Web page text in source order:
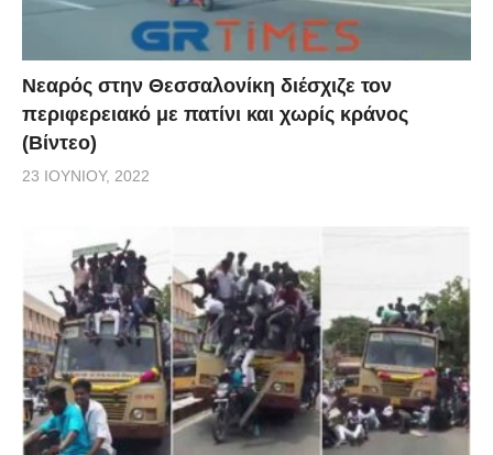
Νεαρός στην Θεσσαλονίκη διέσχιζε τον
περιφερειακό με πατίνι και χωρίς κράνος
(Βίντεο)
23 ΙΟΥΝΊΟΥ, 2022